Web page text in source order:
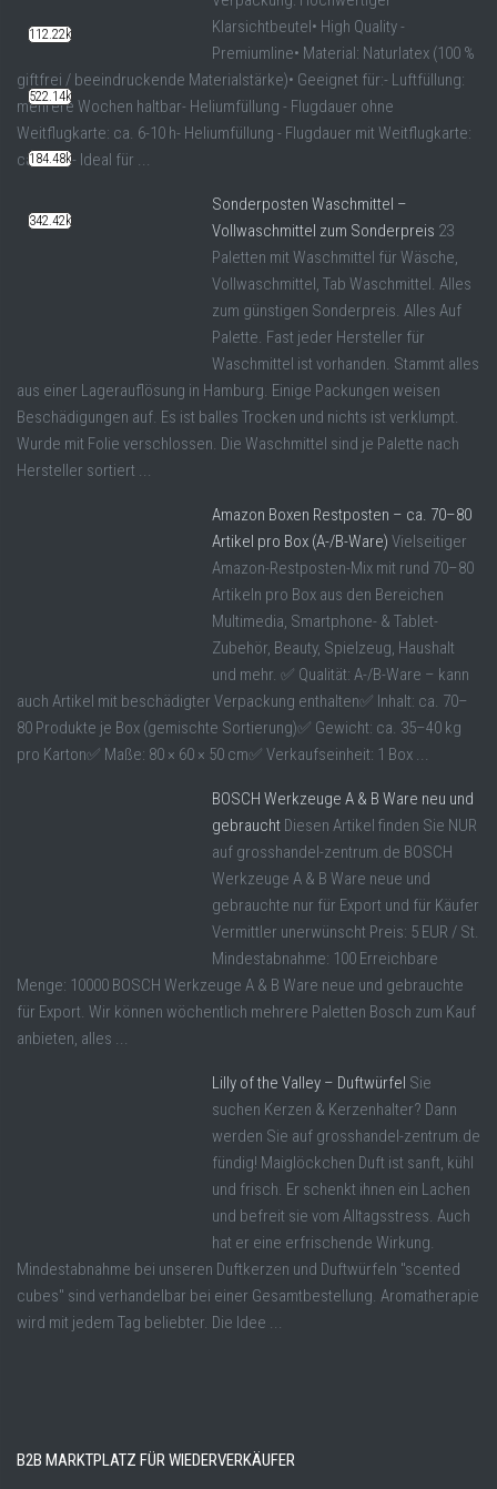
Klarsichtbeutel• High Quality -
Premiumline• Material: Naturlatex (100 %
giftfrei / beeindruckende Materialstärke)• Geeignet für:- Luftfüllung:
mehrere Wochen haltbar- Heliumfüllung - Flugdauer ohne
Weitflugkarte: ca. 6-10 h- Heliumfüllung - Flugdauer mit Weitflugkarte:
ca. 2-4 h- Ideal für ...
Sonderposten Waschmittel –
Vollwaschmittel zum Sonderpreis 23
Paletten mit Waschmittel für Wäsche,
Vollwaschmittel, Tab Waschmittel. Alles
zum günstigen Sonderpreis. Alles Auf
Palette. Fast jeder Hersteller für
Waschmittel ist vorhanden. Stammt alles
aus einer Lagerauflösung in Hamburg. Einige Packungen weisen
Beschädigungen auf. Es ist balles Trocken und nichts ist verklumpt.
Wurde mit Folie verschlossen. Die Waschmittel sind je Palette nach
Hersteller sortiert ...
Amazon Boxen Restposten – ca. 70–80
Artikel pro Box (A-/B-Ware) Vielseitiger
Amazon-Restposten-Mix mit rund 70–80
Artikeln pro Box aus den Bereichen
Multimedia, Smartphone- & Tablet-
Zubehör, Beauty, Spielzeug, Haushalt
und mehr. ✅ Qualität: A-/B-Ware – kann
auch Artikel mit beschädigter Verpackung enthalten✅ Inhalt: ca. 70–
80 Produkte je Box (gemischte Sortierung)✅ Gewicht: ca. 35–40 kg
pro Karton✅ Maße: 80 × 60 × 50 cm✅ Verkaufseinheit: 1 Box ...
BOSCH Werkzeuge A & B Ware neu und
gebraucht Diesen Artikel finden Sie NUR
auf grosshandel-zentrum.de BOSCH
Werkzeuge A & B Ware neue und
gebrauchte nur für Export und für Käufer
Vermittler unerwünscht Preis: 5 EUR / St.
Mindestabnahme: 100 Erreichbare
Menge: 10000 BOSCH Werkzeuge A & B Ware neue und gebrauchte
für Export. Wir können wöchentlich mehrere Paletten Bosch zum Kauf
anbieten, alles ...
Lilly of the Valley – Duftwürfel Sie
suchen Kerzen & Kerzenhalter? Dann
werden Sie auf grosshandel-zentrum.de
fündig! Maiglöckchen Duft ist sanft, kühl
und frisch. Er schenkt ihnen ein Lachen
und befreit sie vom Alltagsstress. Auch
hat er eine erfrischende Wirkung.
Mindestabnahme bei unseren Duftkerzen und Duftwürfeln "scented
cubes" sind verhandelbar bei einer Gesamtbestellung. Aromatherapie
wird mit jedem Tag beliebter. Die Idee ...
B2B MARKTPLATZ FÜR WIEDERVERKÄUFER
112.22k
522.14k
184.48k
342.42k